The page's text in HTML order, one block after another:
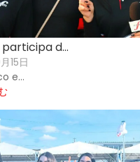
participa d…
15日
e…